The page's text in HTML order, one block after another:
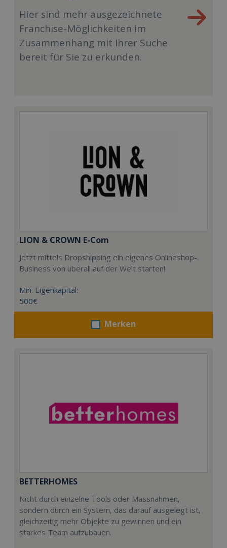
Hier sind mehr ausgezeichnete
Franchise-Möglichkeiten im
Zusammenhang mit Ihrer Suche
bereit für Sie zu erkunden.
LION & CROWN E-Com
Jetzt mittels Dropshipping ein eigenes Onlineshop-
Business von überall auf der Welt starten!
Min. Eigenkapital:
500€
Merken
BETTERHOMES
Nicht durch einzelne Tools oder Massnahmen,
sondern durch ein System, das darauf ausgelegt ist,
gleichzeitig mehr Objekte zu gewinnen und ein
starkes Team aufzubauen.